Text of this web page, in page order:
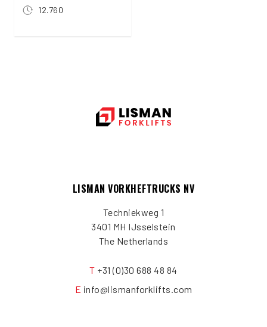
12.760
LISMAN VORKHEFTRUCKS NV
Techniekweg 1
3401 MH IJsselstein
The Netherlands
T +31 (0)30 688 48 84
E info@lismanforklifts.com